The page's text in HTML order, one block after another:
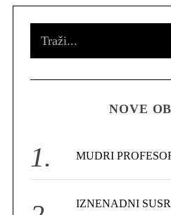
o
NOVE
MUDRI
IZNENADNI